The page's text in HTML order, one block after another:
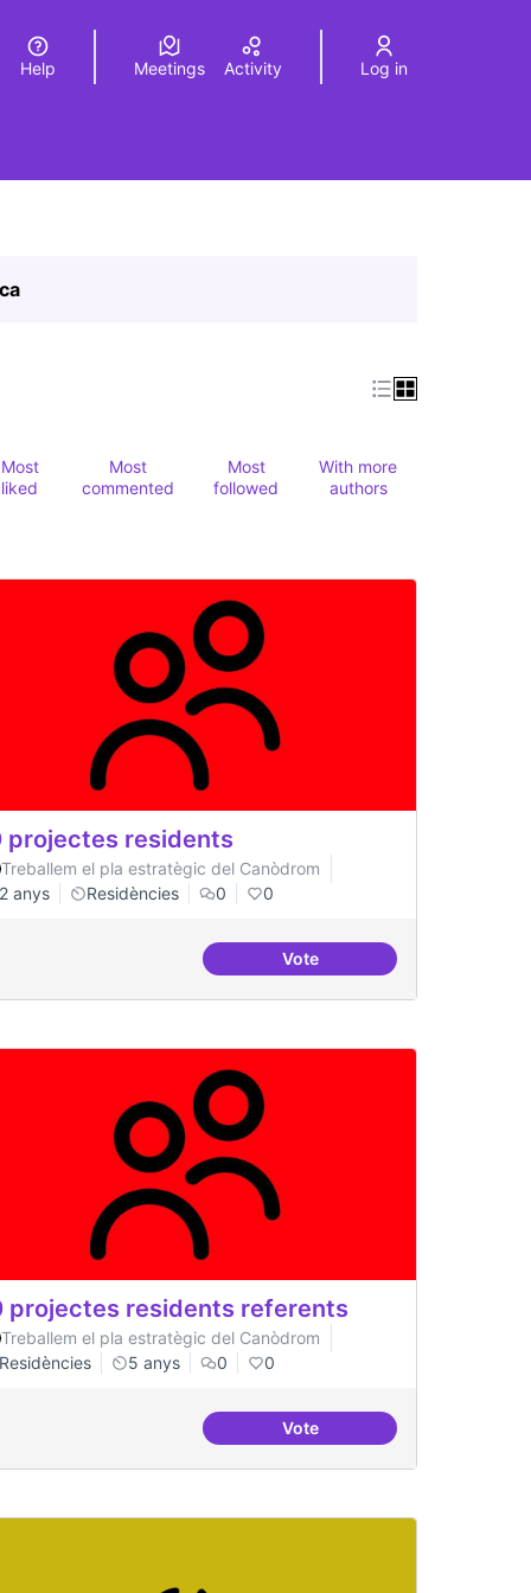
Elegir el idiomaChoose language
Help Meetings Activity Log in
Most
liked
Most
commented
Most
followed
With more
authors
projectes residents
Treballem el pla estratègic del Canòdrom
2 anys
Residències 0 0
Vote20 projectes residents
projectes residents referents
Treballem el pla estratègic del Canòdrom
Residències
5 anys 0 0
Vote30 projectes residents